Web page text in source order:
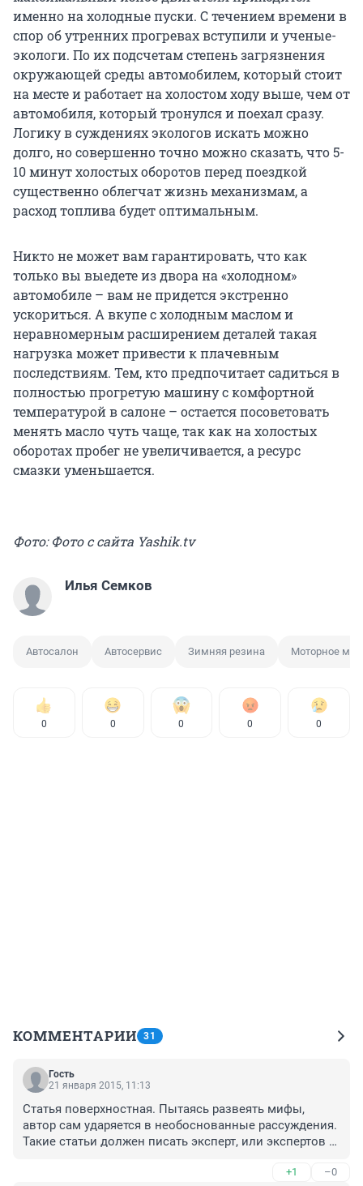
именно на холодные пуски. С течением времени в
спор об утренних прогревах вступили и ученые-
экологи. По их подсчетам степень загрязнения
окружающей среды автомобилем, который стоит
на месте и работает на холостом ходу выше, чем от
автомобиля, который тронулся и поехал сразу.
Логику в суждениях экологов искать можно
долго, но совершенно точно можно сказать, что 5-
10 минут холостых оборотов перед поездкой
существенно облегчат жизнь механизмам, а
расход топлива будет оптимальным.
Никто не может вам гарантировать, что как
только вы выедете из двора на «холодном»
автомобиле – вам не придется экстренно
ускориться. А вкупе с холодным маслом и
неравномерным расширением деталей такая
нагрузка может привести к плачевным
последствиям. Тем, кто предпочитает садиться в
полностью прогретую машину с комфортной
температурой в салоне – остается посоветовать
менять масло чуть чаще, так как на холостых
оборотах пробег не увеличивается, а ресурс
смазки уменьшается.
Фото: Фото с сайта Yashik.tv
Илья Семков
Автосалон Автосервис Зимняя резина Моторное
0 0 0 0 0
КОММЕНТАРИИ 31
Гость
21 января 2015, 11:13
Статья поверхностная. Пытаясь развеять мифы,
автор сам ударяется в необоснованные рассуждения.
Такие статьи должен писать эксперт, или экспертов
+1 –0